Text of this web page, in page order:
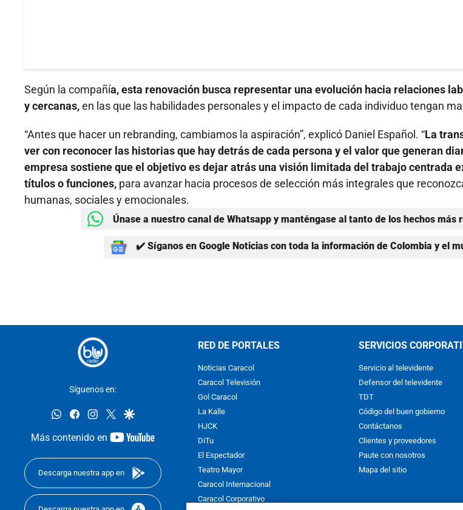
Según la compañía, esta renovación busca representar una evolución hacia relaciones
y cercanas,en las que las habilidades personales y el impacto de cada individuo tengan
“Antes que hacer un rebranding, cambiamos la aspiración”, explicó Daniel Español. “La
ver con reconocer las historias que hay detrás de cada persona y el valor que generan
empresa sostiene que el objetivo es dejar atrás una visión limitada del trabajo centrada
títulos o funciones, para avanzar hacia procesos de selección más integrales que
humanas, sociales y emocionales.
Únase a nuestro canal de Whatsapp y manténgase al tanto de los hechos más
✔️ Síganos en Google Noticias con toda la información de Colombia y el
Síguenos en:
whatsappfacebookinstagram
twittergoogle
Más contenido en
youtube-
Descarga nuestra app en
RED DE PORTALES
Noticias Caracol
Caracol Televisión
Gol Caracol
La Kalle
HJCK
DiTu
El Espectador
Teatro Mayor
Caracol Internacional
Caracol Corporativo
SERVICIOS
Servicio al televidente
Defensor del televidente
TDT
Código del buen gobierno
Contáctanos
Clientes y proveedores
Paute con nosotros
Mapa del sitio